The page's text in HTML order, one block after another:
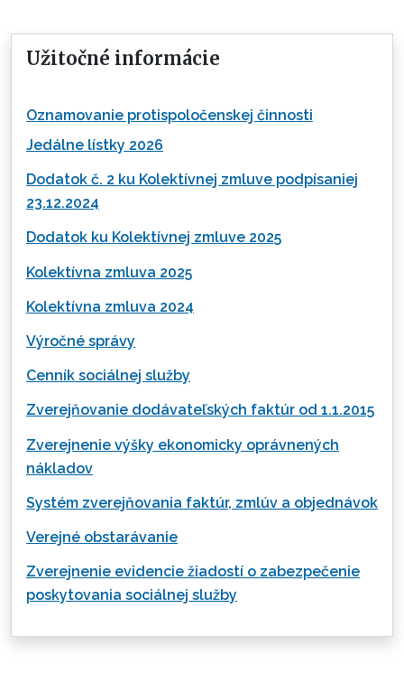
Užitočné informácie
Oznamovanie protispoločenskej činnosti
Jedálne lístky 2026
Dodatok č. 2 ku Kolektívnej zmluve podpísaniej
23.12.2024
Dodatok ku Kolektívnej zmluve 2025
Kolektívna zmluva 2025
Kolektívna zmluva 2024
Výročné správy
Cenník sociálnej služby
Zverejňovanie dodávateľských faktúr od 1.1.2015
Zverejnenie výšky ekonomicky oprávnených
nákladov
Systém zverejňovania faktúr, zmlúv a objednávok
Verejné obstarávanie
Zverejnenie evidencie žiadostí o zabezpečenie
poskytovania sociálnej služby